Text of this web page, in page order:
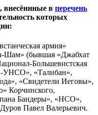
внесённные в перечень
которых
армия»
(бывшая «Джабхат
Большевистская
УНСО», «Талибан»,
«Свидетели Иеговы»,
Корчинского,
Бандеры», «НСО»,
Павел Валерьевич.